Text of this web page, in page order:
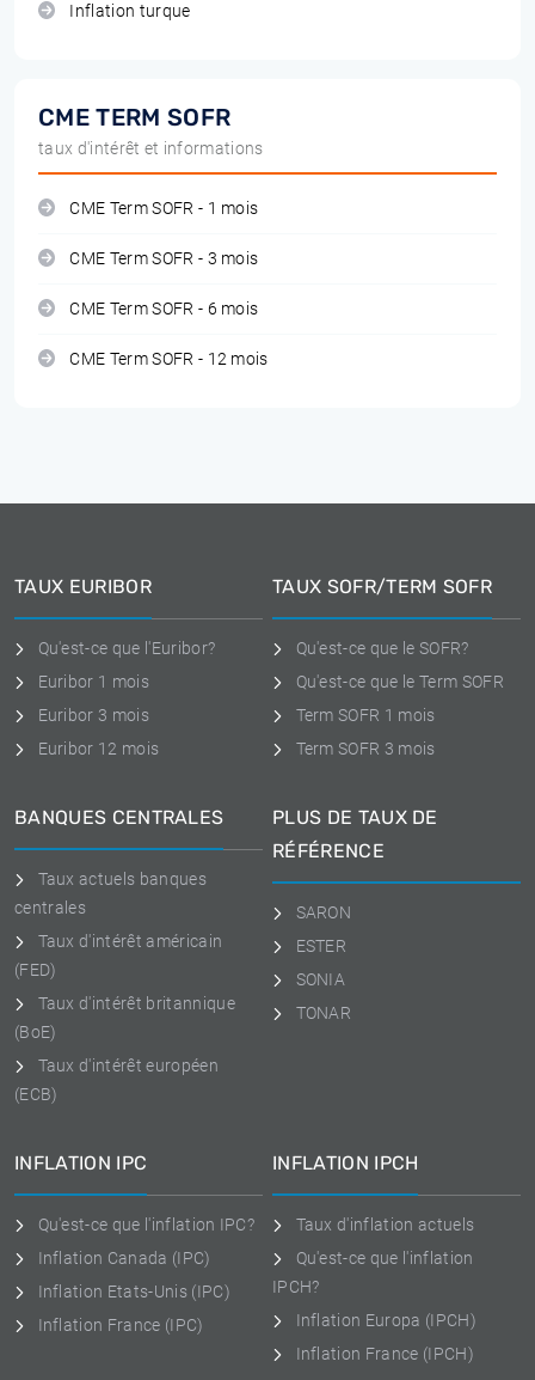
Inflation turque
CME TERM SOFR
taux d'intérêt et informations
CME Term SOFR - 1 mois
CME Term SOFR - 3 mois
CME Term SOFR - 6 mois
CME Term SOFR - 12 mois
TAUX EURIBOR
Qu'est-ce que l'Euribor?
Euribor 1 mois
Euribor 3 mois
Euribor 12 mois
TAUX SOFR/TERM SOFR
Qu'est-ce que le SOFR?
Qu'est-ce que le Term SOFR
Term SOFR 1 mois
Term SOFR 3 mois
BANQUES CENTRALES
Taux actuels banques
centrales
Taux d'intérêt américain
(FED)
Taux d'intérêt britannique
(BoE)
Taux d'intérêt européen
(ECB)
PLUS DE TAUX DE
RÉFÉRENCE
SARON
ESTER
SONIA
TONAR
INFLATION IPC
Qu'est-ce que l'inflation IPC?
Inflation Canada (IPC)
Inflation Etats-Unis (IPC)
Inflation France (IPC)
INFLATION IPCH
Taux d'inflation actuels
Qu'est-ce que l'inflation
IPCH?
Inflation Europa (IPCH)
Inflation France (IPCH)